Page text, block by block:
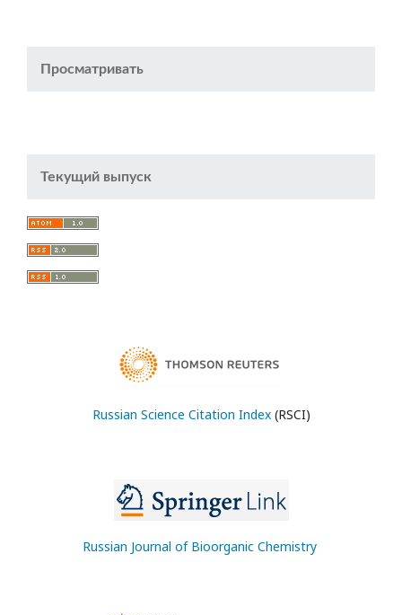
Просматривать
Текущий выпуск
Russian Science Citation Index(RSCI)
Russian Journal of Bioorganic Chemistry